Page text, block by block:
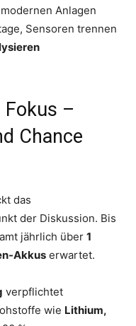
Anlagen
Sensoren trennen
–
Chance
das
der Diskussion. Bis
jährlich über 1
Akkus erwartet.
verpflichtet
wie Lithium,